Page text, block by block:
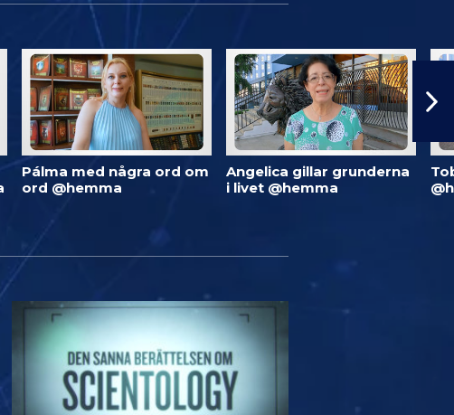
Pálma med några ord om
ord @hemma
Angelica gillar grunderna
i livet @hemma